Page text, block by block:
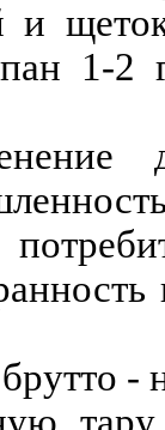
и
1-2
-